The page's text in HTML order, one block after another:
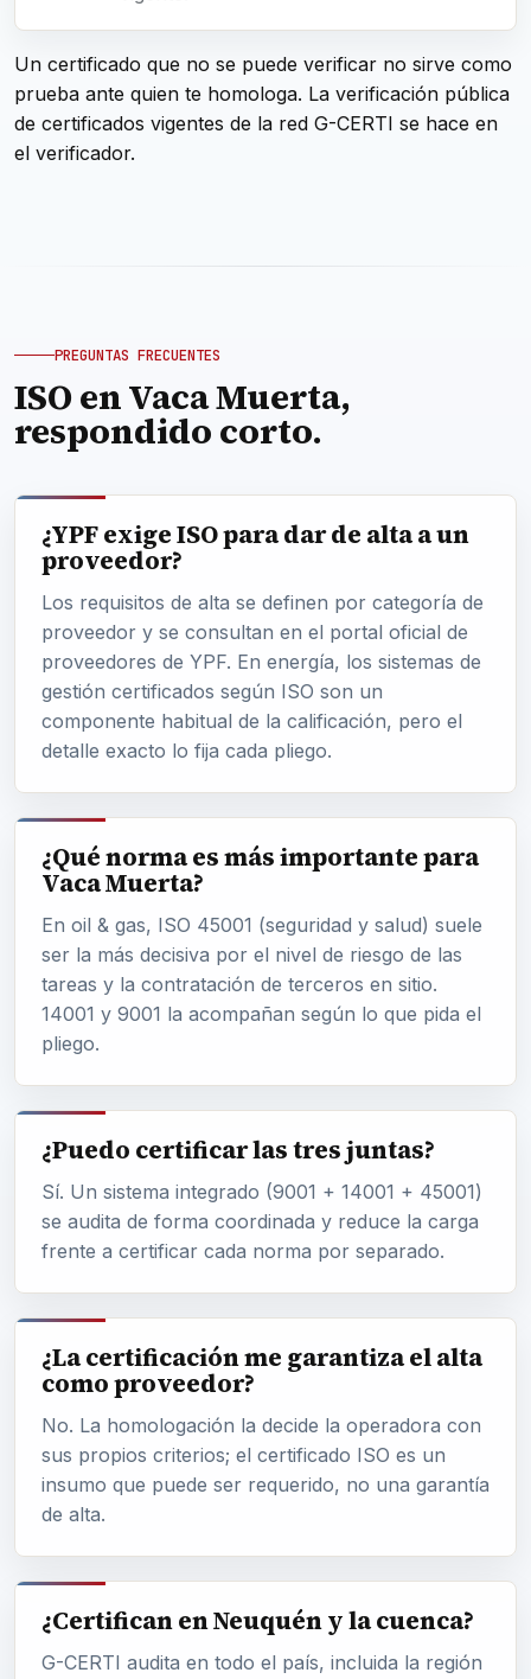
Un certificado que no se puede verificar no sirve como
prueba ante quien te homologa. La verificación pública
de certificados vigentes de la red G-CERTI se hace en
el verificador.
PREGUNTAS FRECUENTES
ISO en Vaca Muerta,
respondido corto.
¿YPF exige ISO para dar de alta a un
proveedor?
Los requisitos de alta se definen por categoría de
proveedor y se consultan en el portal oficial de
proveedores de YPF. En energía, los sistemas de
gestión certificados según ISO son un
componente habitual de la calificación, pero el
detalle exacto lo fija cada pliego.
¿Qué norma es más importante para
Vaca Muerta?
En oil & gas, ISO 45001 (seguridad y salud) suele
ser la más decisiva por el nivel de riesgo de las
tareas y la contratación de terceros en sitio.
14001 y 9001 la acompañan según lo que pida el
pliego.
¿Puedo certificar las tres juntas?
Sí. Un sistema integrado (9001 + 14001 + 45001)
se audita de forma coordinada y reduce la carga
frente a certificar cada norma por separado.
¿La certificación me garantiza el alta
como proveedor?
No. La homologación la decide la operadora con
sus propios criterios; el certificado ISO es un
insumo que puede ser requerido, no una garantía
de alta.
¿Certifican en Neuquén y la cuenca?
G-CERTI audita en todo el país, incluida la región